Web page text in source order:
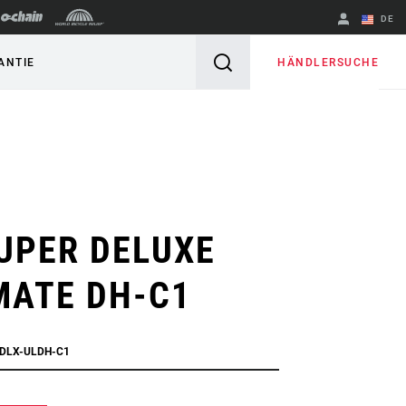
DE
Englisch
HÄNDLERSUCHE
DELUXE
DH-C1
ULDH-C1